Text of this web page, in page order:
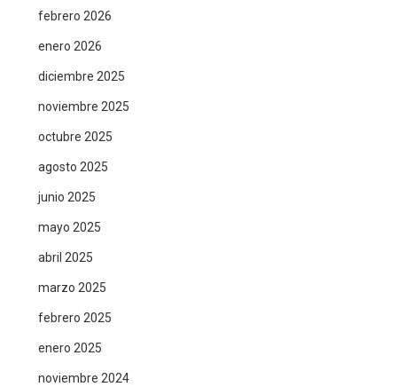
febrero 2026
enero 2026
diciembre 2025
noviembre 2025
octubre 2025
agosto 2025
junio 2025
mayo 2025
abril 2025
marzo 2025
febrero 2025
enero 2025
noviembre 2024